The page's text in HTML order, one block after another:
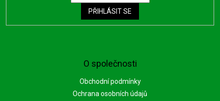
O společnosti
Obchodní podmínky
Ochrana osobních údajů
PŘIHLÁSIT SE